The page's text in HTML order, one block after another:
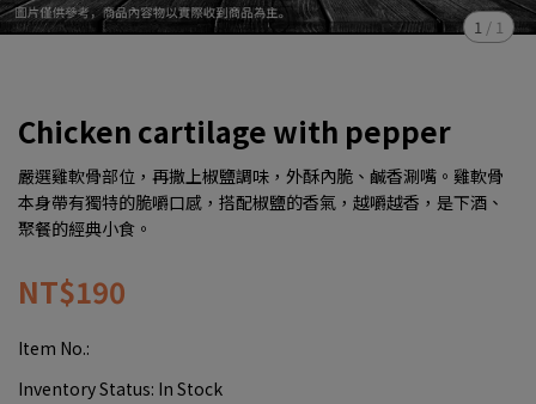
1 / 1
Chicken cartilage with pepper
嚴選雞軟骨部位，再撒上椒鹽調味，外酥內脆、鹹香涮嘴。雞軟骨
本身帶有獨特的脆嚼口感，搭配椒鹽的香氣，越嚼越香，是下酒、
聚餐的經典小食。
NT$190
Item No.:
Inventory Status: In Stock